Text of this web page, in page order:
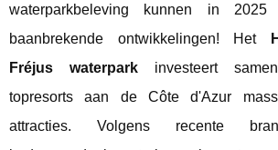
waterparkbeleving kunnen in 2025
baanbrekende ontwikkelingen! Het
Fréjus waterparkinvesteert
topresorts aan de Côte d'Azur
attracties. Volgens recente